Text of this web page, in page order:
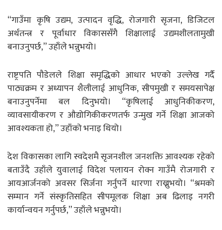
“गाउँमा कृषि उद्यम, उत्पादन वृद्धि, रोजगारी सृजना, डिजिटल
अर्थतन्त्र र पूर्वाधार विकाससँगै शिक्षालाई उद्यमशीलतामुखी
बनाउनुपर्छ,” उहाँले भन्नुभयो।
राष्ट्रपति पौडेलले शिक्षा समृद्धिको आधार भएको उल्लेख गर्दै
पाठ्यक्रम र अध्यापन शैलीलाई आधुनिक, सीपमुखी र समयसापेक्ष
बनाउनुपर्नेमा बल दिनुभयो। “कृषिलाई आधुनिकीकरण,
व्यावसायीकरण र औद्योगिकीकरणतर्फ उन्मुख गर्ने शिक्षा आजको
आवश्यकता हो,” उहाँको भनाइ थियो।
देश विकासका लागि स्वदेशमै सृजनशील जनशक्ति आवश्यक रहेको
बताउँदै उहाँले युवालाई विदेश पलायन रोक्न गाउँमै रोजगारी र
आयआर्जनको अवसर सिर्जना गर्नुपर्ने धारणा राख्नुभयो। “श्रमको
सम्मान गर्ने संस्कृतिसहित सीपमूलक शिक्षा अब ढिलाइ नगरी
कार्यान्वयन गर्नुपर्छ,” उहाँले भन्नुभयो।